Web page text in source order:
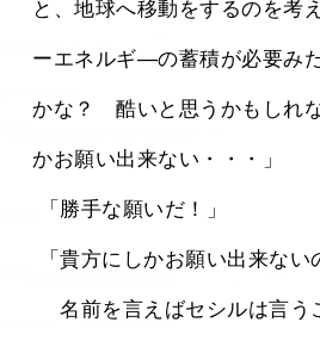
と、地球へ移動をするのを考
ーエネルギ―の蓄積が必要み
かな？　酷いと思うかもしれ
かお願い出来ない・・・」
「勝手な願いだ！」
「貴方にしかお願い出来ない